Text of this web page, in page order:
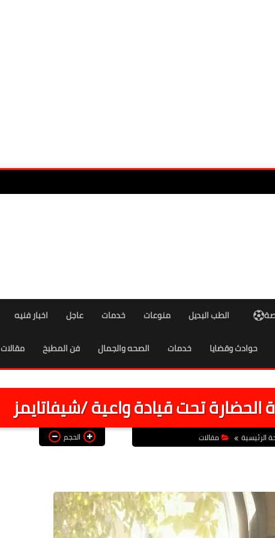
الطب البديل منوعات خدمات عاجل اخبار فنيه
حوادث وقضايا خدمات الصحه والجمال فن المطبخ مقالات
الحضارة تحت قيادة واعية /شيفاتايمز
الرئيسية مقالات الحجم